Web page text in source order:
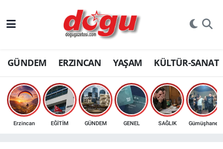
GÜNDEM ERZINCAN YAŞAM KÜLTÜR-SANAT
Erzincan EĞİTİM GÜNDEM GENEL SAĞLIK Gümüşhane
ERZINCAN
GÜNDEM
ERZİNCAN FOTOĞRAFLARI
SAĞLIK